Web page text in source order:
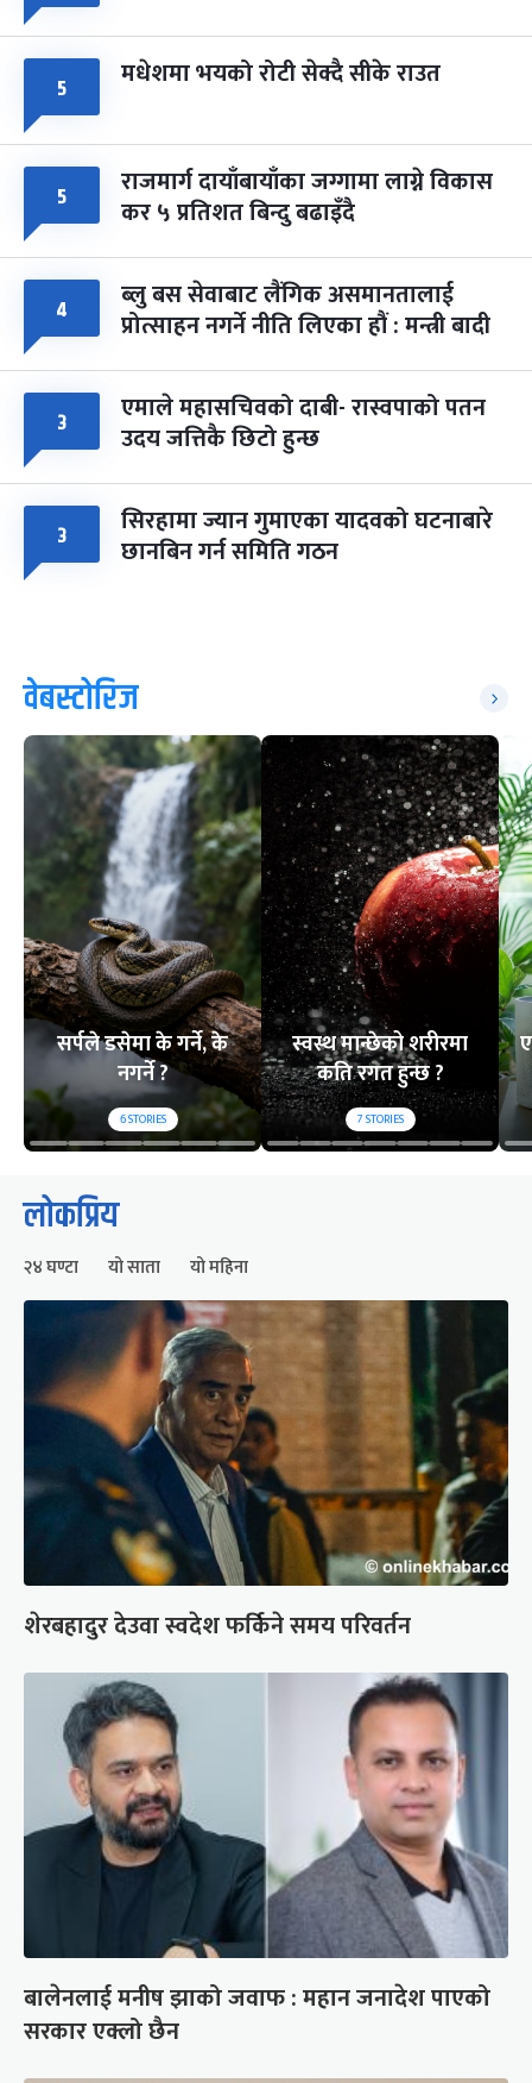
५ मधेशमा भयको रोटी सेक्दै सीके राउत
५ राजमार्ग दायाँबायाँका जग्गामा लाग्ने विकास
कर ५ प्रतिशत बिन्दु बढाइँदै
४ ब्लु बस सेवाबाट लैंगिक असमानतालाई
प्रोत्साहन नगर्ने नीति लिएका हौं : मन्त्री बादी
३ एमाले महासचिवको दाबी- रास्वपाको पतन
उदय जत्तिकै छिटो हुन्छ
३ सिरहामा ज्यान गुमाएका यादवको घटनाबारे
छानबिन गर्न समिति गठन
वेबस्टोरिज
सर्पले डसेमा के गर्ने, के
नगर्ने ?
6STORIES
स्वस्थ मान्छेको शरीरमा
कति रगत हुन्छ ?
7STORIES
लोकप्रिय
२४ घण्टा यो साता यो महिना
शेरबहादुर देउवा स्वदेश फर्किने समय परिवर्तन
बालेनलाई मनीष झाको जवाफ : महान जनादेश पाएको
सरकार एक्लो छैन